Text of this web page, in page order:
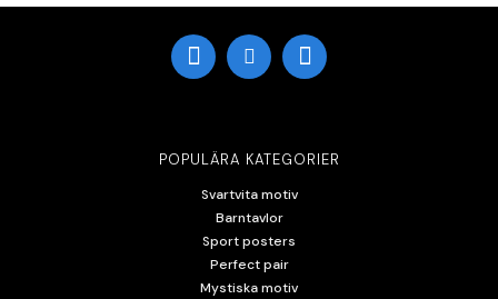
POPULÄRA KATEGORIER
Svartvita motiv
Barntavlor
Sport posters
Perfect pair
Mystiska motiv